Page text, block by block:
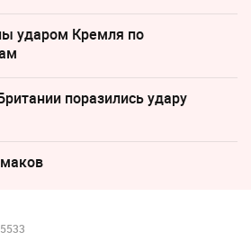
ударом Кремля по
поразились удару
5533